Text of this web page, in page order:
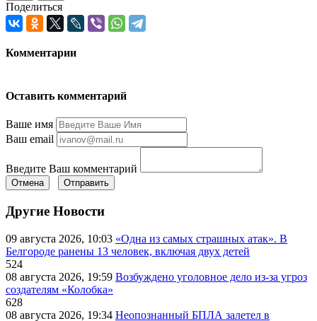
Поделиться
Комментарии
Оставить комментарий
Ваше имя
Ваш email
Введите Ваш комментарий
Отмена Отправить
Другие Новости
09 августа 2026, 10:03 «Одна из самых страшных атак». В
Белгороде ранены 13 человек, включая двух детей
524
08 августа 2026, 19:59 Возбуждено уголовное дело из-за угроз
создателям «Колобка»
628
08 августа 2026, 19:34 Неопознанный БПЛА залетел в